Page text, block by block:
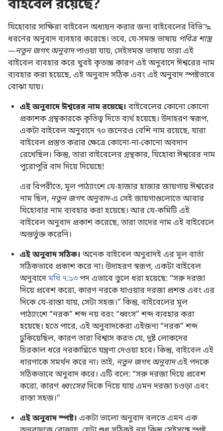
বাইবেল রয়েছে?
যিহোবার সাক্ষিরা বাইবেল অধ্যয়ন করার জন্য বাইবেলের বিভিন্ন
ধরনের অনুবাদ ব্যবহার করেছে। তবে, যে-সমস্ত ভাষায় পবিত্র শাস্ত্র
—নতুন জগৎ অনুবাদপাওয়া যায়, সেইসমস্ত ভাষায় তারা এই
বাইবেল ব্যবহার করে খুবই কৃতজ্ঞ কারণ এই অনুবাদে ঈশ্বরের নাম
ব্যবহার করা হয়েছে, এই অনুবাদ সঠিক এবং এই অনুবাদ স্পষ্টভাবে
বোঝা যায়।
এই অনুবাদে ঈশ্বরের নাম রয়েছে।বাইবেলের কোনো কোনো
প্রকাশক গ্রন্থকারকে কৃতিত্ব দিতে ব্যর্থ হয়েছে। উদাহরণ স্বরূপ,
একটা বাইবেল অনুবাদে ৭০ জনেরও বেশি নাম রয়েছে, যারা
বাইবেল প্রস্তুত করার ক্ষেত্রে কোনো-না-কোনো অবদান
রেখেছিল। কিন্তু, তারা বাইবেলের গ্রন্থকার, যিহোবা ঈশ্বরের নাম
পুরোপুরি বাদ দিয়ে দিয়েছে!
এর বিপরীতে, মূল পাঠ্যাংশে যে-হাজার হাজার জায়গায় ঈশ্বরের
নাম ছিল, নতুন জগৎ অনুবাদ-এ সেই জায়গাগুলোতে আবার
যিহোবার নাম ব্যবহার করা হয়েছে। আর যে-কমিটি এই
বাইবেল অনুবাদ প্রকাশ করেছে, তারা তাদের নাম এই বাইবেলে
অন্তর্ভুক্ত করেনি।
এই অনুবাদ সঠিক।অনেক বাইবেল অনুবাদই এর মূল বার্তা
সঠিকভাবে প্রকাশ করে না। উদাহরণ স্বরূপ, একটা বাইবেল
অনুবাদেমথি ৭:১৩পদ এভাবে তুলে ধরা হয়েছে: “সরু দরজা
দিয়ে প্রবেশ করো, কারণ নরকে যাওয়ার দরজা প্রশস্ত এবং এর
দিকে যে-রাস্তা যায়, সেটা সহজ।” কিন্তু, বাইবেলের মূল
পাঠ্যাংশে “নরক” শব্দ নয় বরং “ধ্বংস” শব্দ ব্যবহার করা
হয়েছে। হতে পারে, এই অনুবাদকেরা এইজন্য “নরক” শব্দ
ঢুকিয়েছিল, কারণ তারা বিশ্বাস করত যে, দুষ্ট লোকদের
চিরকাল ধরে নরকাগ্নিতে যন্ত্রণা দেওয়া হবে। কিন্তু, বাইবেল এই
ধারণাকে সমর্থন করে না। তাই, নতুন জগৎ অনুবাদএই পদকে
সঠিকভাবে অনুবাদ করে। এটি বলে: “সরু দরজা দিয়ে প্রবেশ
করো, কারণ ধ্বংসেরদিকে নিয়ে যায় এমন দরজা চওড়া এবং
রাস্তা সহজ।”
এই অনুবাদ স্পষ্ট। একটা ভালো অনুবাদ বলতে এমন এক